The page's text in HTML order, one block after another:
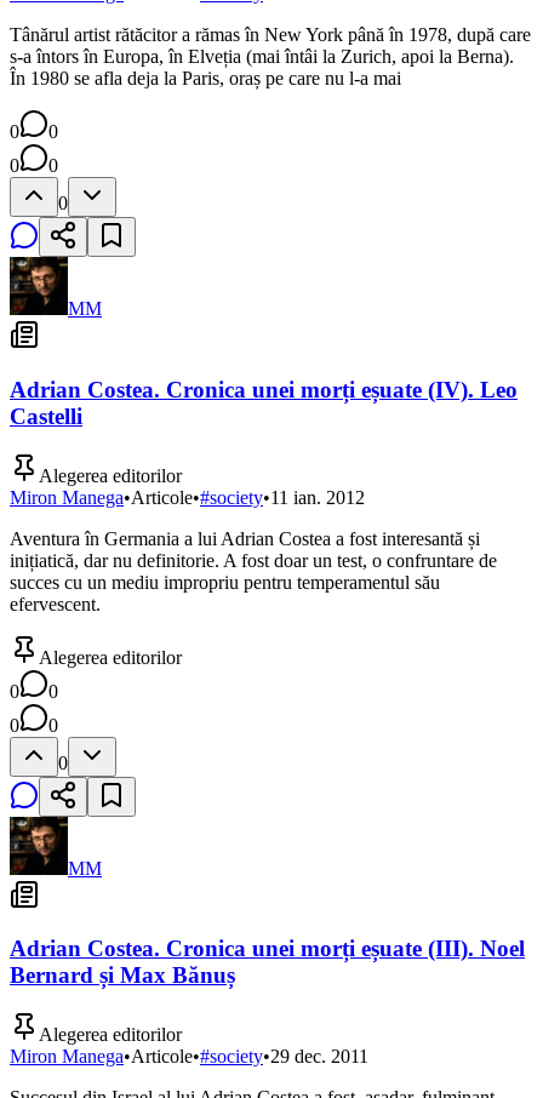
Tânărul artist rătăcitor a rămas în New York până în 1978, după care
s-a întors în Europa, în Elveția (mai întâi la Zurich, apoi la Berna).
În 1980 se afla deja la Paris, oraș pe care nu l-a mai
0
0
0
0
0
MM
Adrian Costea. Cronica unei morți eșuate (IV). Leo
Castelli
Alegerea editorilor
Miron Manega•Articole•#society•11 ian. 2012
Aventura în Germania a lui Adrian Costea a fost interesantă și
inițiatică, dar nu definitorie. A fost doar un test, o confruntare de
succes cu un mediu impropriu pentru temperamentul său
efervescent.
Alegerea editorilor
0
0
0
0
0
MM
Adrian Costea. Cronica unei morți eșuate (III). Noel
Bernard și Max Bănuș
Alegerea editorilor
Miron Manega•Articole•#society•29 dec. 2011